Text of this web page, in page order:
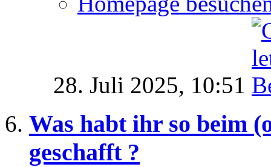
28. Juli 2025, 10:51
Was habt ihr so beim
geschafft ?